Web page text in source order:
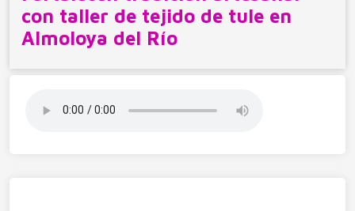
con taller de tejido de tule en
Almoloya del Río